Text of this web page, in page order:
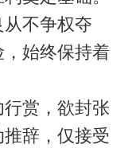
不争权夺
始终保持着
赏，欲封张
辞，仅接受